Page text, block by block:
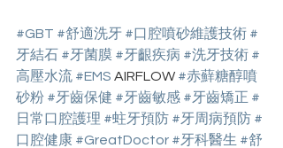
#GBT #舒適洗牙 #口腔噴砂維護技術 #
牙結石 #牙菌膜 #牙齦疾病 #洗牙技術 #
高壓水流 #EMS AIRFLOW #赤蘚糖醇噴
砂粉 #牙齒保健 #牙齒敏感 #牙齒矯正 #
日常口腔護理 #蛀牙預防 #牙周病預防 #
口腔健康 #GreatDoctor #牙科醫生 #舒